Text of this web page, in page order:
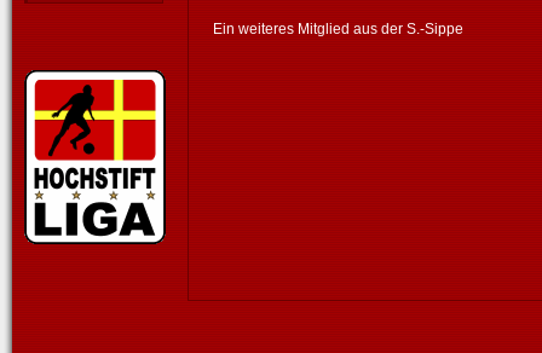
Ein weiteres Mitglied aus der S.-Sippe